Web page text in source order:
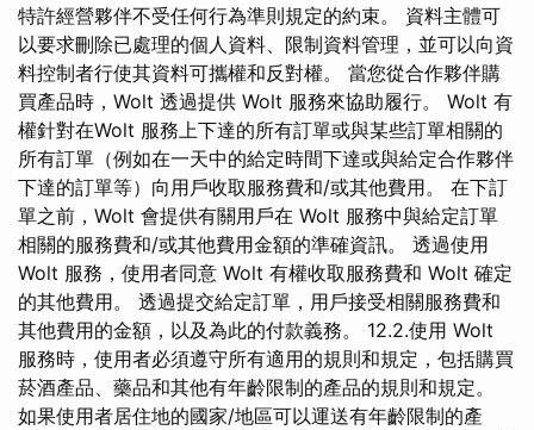
特許經營夥伴不受任何行為準則規定的約束。 資料主體可
以要求刪除已處理的個人資料、限制資料管理，並可以向資
料控制者行使其資料可攜權和反對權。 當您從合作夥伴購
買產品時，Wolt 透過提供 Wolt 服務來協助履行。 Wolt 有
權針對在Wolt 服務上下達的所有訂單或與某些訂單相關的
所有訂單（例如在一天中的給定時間下達或與給定合作夥伴
下達的訂單等）向用戶收取服務費和/或其他費用。 在下訂
單之前，Wolt 會提供有關用戶在 Wolt 服務中與給定訂單
相關的服務費和/或其他費用金額的準確資訊。 透過使用
Wolt 服務，使用者同意 Wolt 有權收取服務費和 Wolt 確定
的其他費用。 透過提交給定訂單，用戶接受相關服務費和
其他費用的金額，以及為此的付款義務。 12.2.使用 Wolt
服務時，使用者必須遵守所有適用的規則和規定，包括購買
菸酒產品、藥品和其他有年齡限制的產品的規則和規定。
如果使用者居住地的國家/地區可以運送有年齡限制的產